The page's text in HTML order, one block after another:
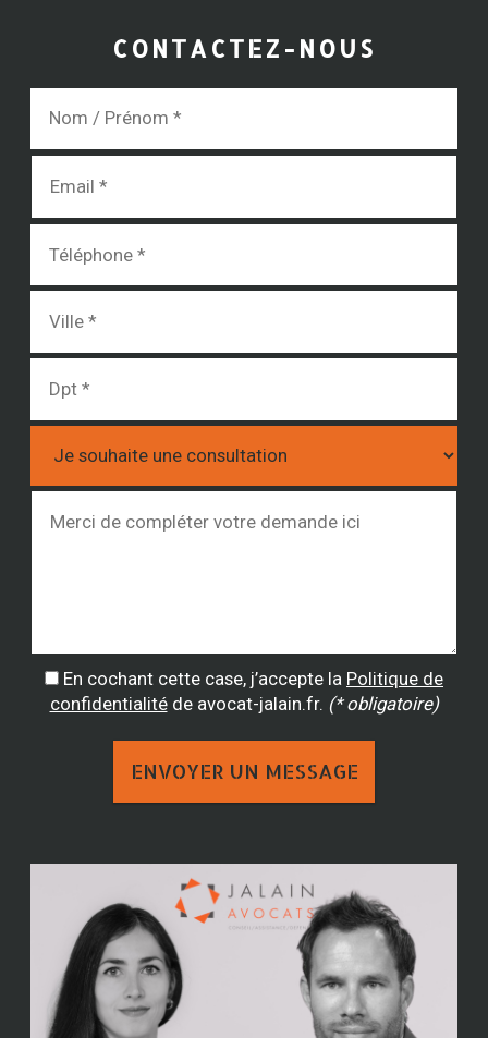
CONTACTEZ-NOUS
En cochant cette case, j’accepte la Politique de
confidentialitéde avocat-jalain.fr. (* obligatoire)